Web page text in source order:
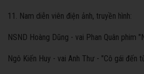
11. Nam diễn viên điện ảnh, truyền hình:
NSND Hoàng Dũng - vai Phan Quân phim
Ngô Kiến Huy - vai Anh Thư - "Cô gái đến